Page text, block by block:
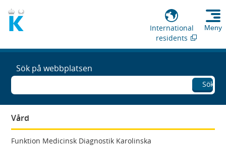
International
residents
Meny
Sök på webbplatsen
Sök
Vård
Funktion Medicinsk Diagnostik Karolinska